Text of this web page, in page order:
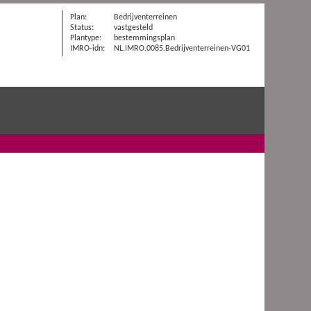
Plan:
Bedrijventerreinen
Status:
vastgesteld
Plantype:
bestemmingsplan
IMRO-idn:
NL.IMRO.0085.Bedrijventerreinen-VG01